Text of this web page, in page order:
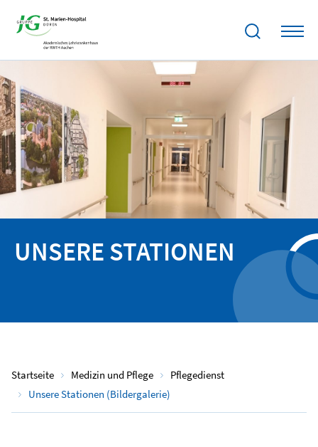
UNSERE STATIONEN
Startseite Medizin und Pflege
Pflegedienst
Unsere Stationen (Bildergalerie)